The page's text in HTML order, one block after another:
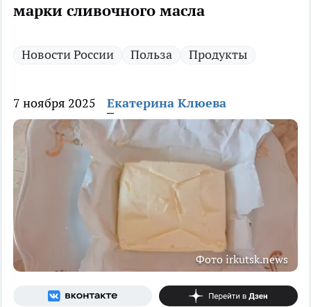
марки сливочного масла
Новости России Польза Продукты
7 ноября 2025 Екатерина Клюева
Фото irkutsk.news